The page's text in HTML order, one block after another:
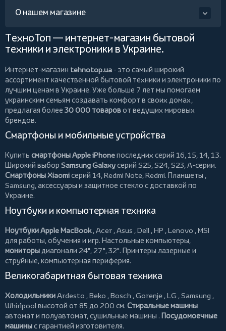
О нашем магазине
ТехноТоп — интернет-магазин бытовой
техники и электроники в Украине.
Интернет-магазин tehnotop.ua - это самый широкий
ассортимент качественной бытовой техники и электроники по
лучшим ценам в Украине. Уже больше 7 лет мы помогаем
украинским семьям создавать комфорт в своих домах,
предлагая более 30 000 товаровот ведущих мировых
брендов.
Смартфоны и мобильные устройства
Купить смартфоны Apple iPhoneпоследних серий 16, 15, 14, 13.
Широкий выбор Samsung Galaxyсерий S25, S24, S23, A-серии.
Смартфоны Xiaomiсерий 14, Redmi Note, Redmi. Планшеты ,
Samsung, аксессуары и защитное стекло с доставкой по
Украине.
Ноутбуки и компьютерная техника
Ноутбуки Apple MacBook, Acer , Asus , Dell , HP , Lenovo , MSI
для работы, обучения и игр. Настольные компьютеры,
мониторы диагонали 24", 27", 32". Принтеры лазерные и
струйные, компьютерная периферия.
Великогабаритная бытовая техника
ХолодильникиArdesto , Beko , Bosch , Gorenje , LG , Samsung ,
Whirlpool высотой от 85 до 200 см. Стиральные машины
автомат и полуавтомат, сушильные машины . Посудомоечные
машиныс гарантией изготовителя.